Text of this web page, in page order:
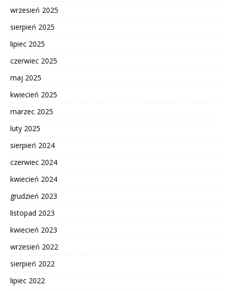
wrzesień 2025
sierpień 2025
lipiec 2025
czerwiec 2025
maj 2025
kwiecień 2025
marzec 2025
luty 2025
sierpień 2024
czerwiec 2024
kwiecień 2024
grudzień 2023
listopad 2023
kwiecień 2023
wrzesień 2022
sierpień 2022
lipiec 2022